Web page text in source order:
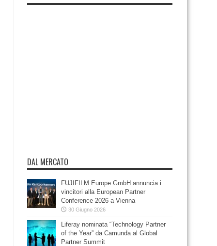
DAL MERCATO
FUJIFILM Europe GmbH annuncia i
vincitori alla European Partner
Conference 2026 a Vienna
30 Giugno 2026
Liferay nominata “Technology Partner
of the Year” da Camunda al Global
Partner Summit